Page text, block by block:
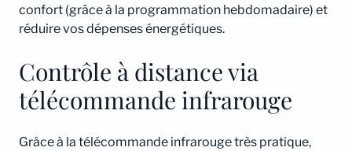
confort (grâce à la programmation hebdomadaire) et
réduire vos dépenses énergétiques.
Contrôle à distance via
télécommande infrarouge
Grâce à la télécommande infrarouge très pratique,